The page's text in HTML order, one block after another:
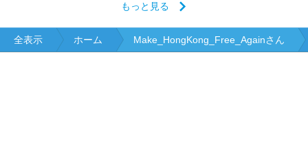
もっと見る
全表示 ホーム Make_HongKong_Free_Againさん